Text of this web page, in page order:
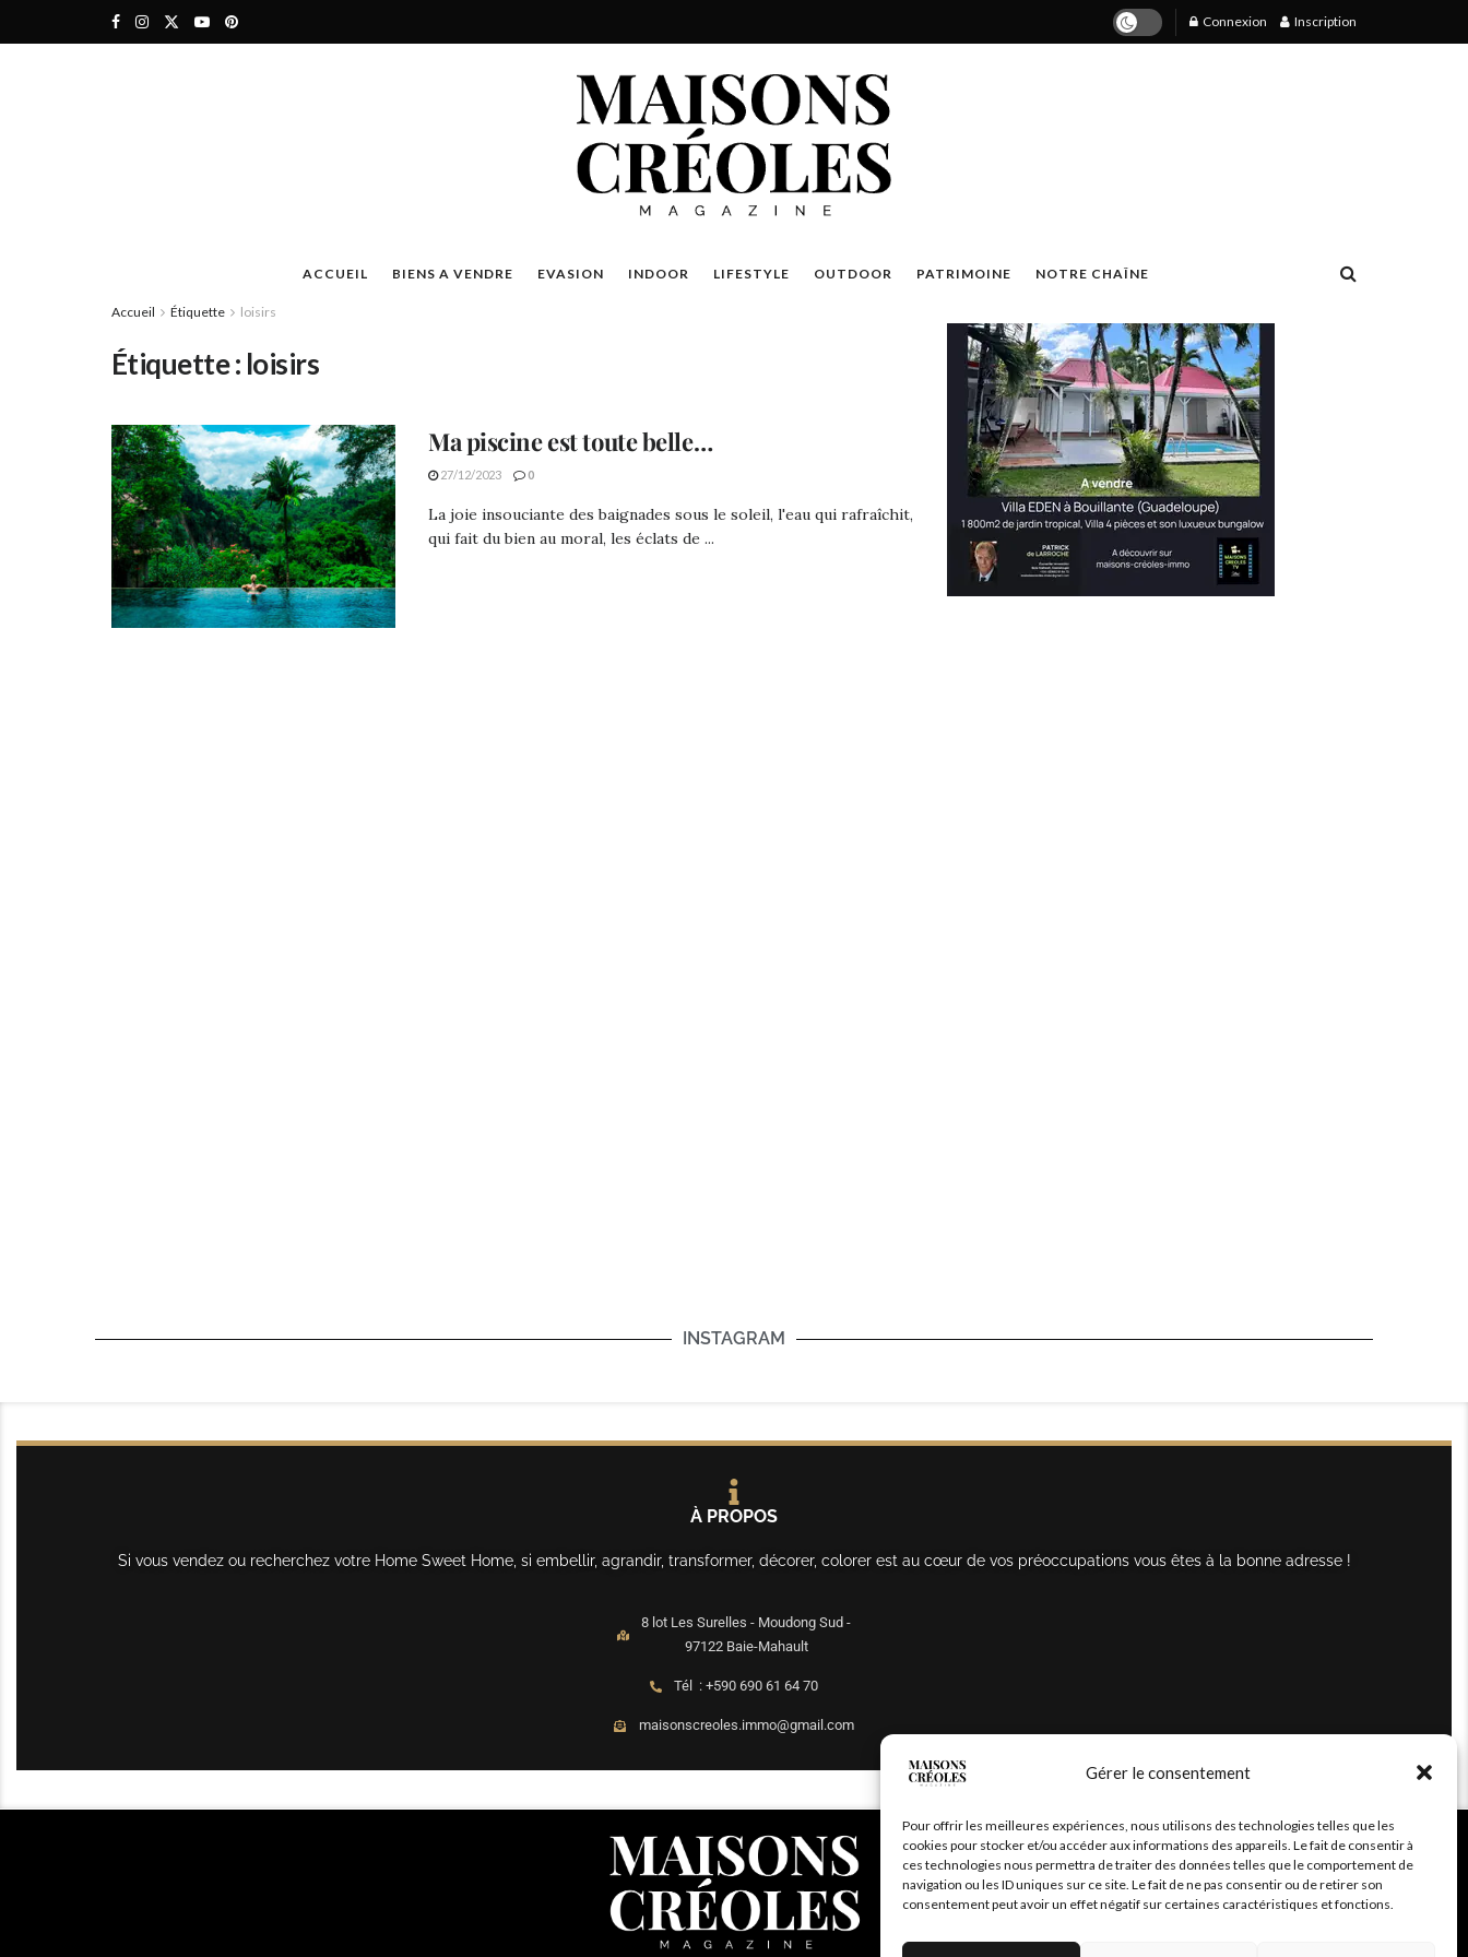
Gérer le consentement
Pour offrir les meilleures expériences, nous utilisons des technologies telles que les
cookies pour stocker et/ou accéder aux informations des appareils. Le fait de consentir à
ces technologies nous permettra de traiter des données telles que le comportement de
navigation ou les ID uniques sur ce site. Le fait de ne pas consentir ou de retirer son
consentement peut avoir un effet négatif sur certaines caractéristiques et fonctions.
Connexion Inscription
ACCUEIL BIENS A VENDRE EVASION INDOOR LIFESTYLE OUTDOOR PATRIMOINE NOTRE CHAÎNE
Accueil Étiquette loisirs
Étiquette : loisirs
Ma piscine est toute belle…
27/12/2023 0
La joie insouciante des baignades sous le soleil, l'eau qui rafraîchit,
qui fait du bien au moral, les éclats de ...
INSTAGRAM
À PROPOS
Si vous vendez ou recherchez votre Home Sweet Home, si embellir, agrandir, transformer, décorer, colorer est au cœur de vos préoccupations vous êtes à la bonne adresse !
8 lot Les Surelles - Moudong Sud -
97122 Baie-Mahault
Tél : +590 690 61 64 70
maisonscreoles.immo@gmail.com